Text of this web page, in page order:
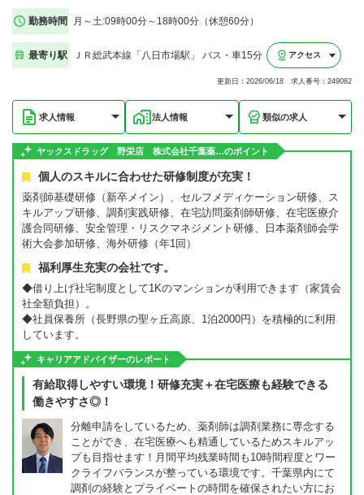
勤務時間 月～土:09時00分～18時00分（休憩60分）
最寄り駅 ＪＲ総武本線「八日市場駅」 バス・車15分 アクセス
更新日：2026/06/18 求人番号：249082
求人情報 法人情報 類似の求人
ヤックスドラッグ 野栄店 株式会社千葉薬…のポイント
個人のスキルに合わせた研修制度が充実！
薬剤師基礎研修（新卒メイン）、セルフメディケーション研修、ス
キルアップ研修、調剤実践研修、在宅訪問薬剤師研修、在宅医療介
護合同研修、安全管理・リスクマネジメント研修、日本薬剤師会学
術大会参加研修、海外研修（年1回）
福利厚生充実の会社です。
◆借り上げ社宅制度として1Kのマンションが利用できます（家賃会
社全額負担）。
◆社員保養所（長野県の聖ヶ丘高原、1泊2000円）を積極的に利用
しています。
キャリアアドバイザーのレポート
有給取得しやすい環境！研修充実＋在宅医療も経験できる
働きやすさ◎！
分離申請をしているため、薬剤師は調剤業務に専念する
ことができ、在宅医療へも精通しているためスキルアッ
プも目指せます！月間平均残業時間も10時間程度とワー
クライフバランスが整っている環境です。千葉県内にて
調剤の経験とプライベートの時間を確保されたい方にお